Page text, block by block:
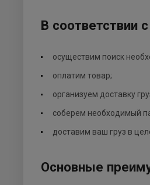
В соответствии
осуществим поиск
оплатим товар;
организуем доставку
соберем необходимый
доставим ваш груз в
Основные